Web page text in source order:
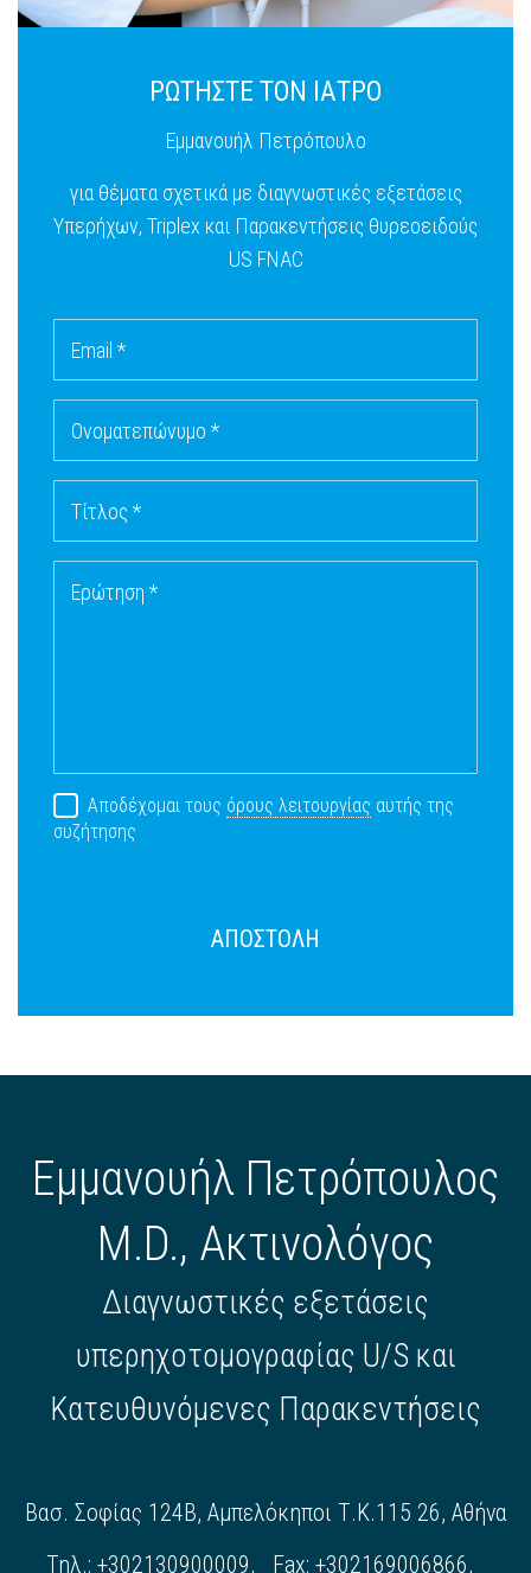
ΡΩΤΗΣΤΕ ΤΟΝ ΙΑΤΡΟ
Εμμανουήλ Πετρόπουλο
για θέματα σχετικά με διαγνωστικές εξετάσεις
Υπερήχων, Triplex και Παρακεντήσεις θυρεοειδούς
US FNAC
Email *
Ονοματεπώνυμο *
Τίτλος *
Ερώτηση *
Αποδέχομαι τους όρους λειτουργίας αυτής της
συζήτησης
ΑΠΟΣΤΟΛΗ
Εμμανουήλ Πετρόπουλος
M.D., Ακτινολόγος
Διαγνωστικές εξετάσεις
υπερηχοτομογραφίας U/S και
Κατευθυνόμενες Παρακεντήσεις
Βασ. Σοφίας 124Β, Αμπελόκηποι Τ.Κ.115 26, Αθήνα
Τηλ.: +302130900009, Fax: +302169006866,